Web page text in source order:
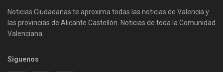
Noticias Ciudadanas te aproxima todas las noticias de Valencia y
las provincias de Alicante Castellón. Noticias de toda la Comunidad
Valenciana.
Siguenos